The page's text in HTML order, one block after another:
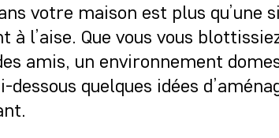
votre maison est plus qu’une
l’aise. Que vous vous
amis, un environnement
quelques idées